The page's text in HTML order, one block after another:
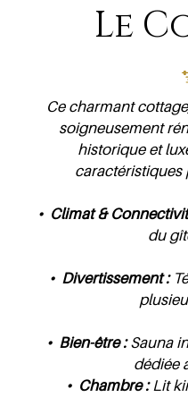
Le
Ce charmant
soigneusement
historique et
caractéristiques
• Climat &
du
• Divertissement :
• Bien-être :Sauna
dédiée
• Chambre :Lit